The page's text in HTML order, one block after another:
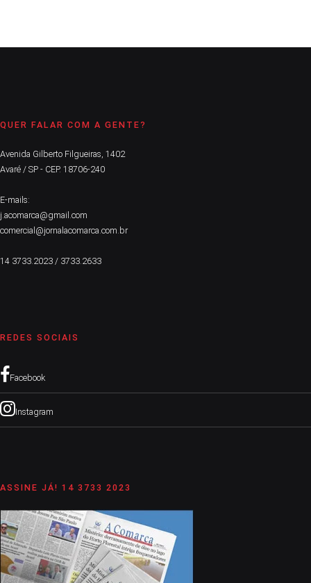
QUER FALAR COM A GENTE?
Avenida Gilberto Filgueiras, 1402
Avaré / SP - CEP. 18706-240
E-mails:
j.acomarca@gmail.com
comercial@jornalacomarca.com.br
14 3733.2023 / 3733.2633
REDES SOCIAIS
Facebook
Instagram
ASSINE JÁ! 14 3733 2023